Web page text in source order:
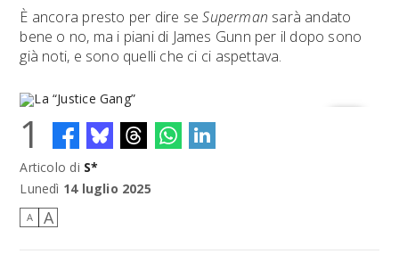
NETFLIX
È ancora presto per dire seSuperman sarà andato
bene o no, ma i piani di James Gunn per il dopo sono
già noti, e sono quelli che ci ci aspettava.
La “Justice Gang”
1
Articolo di S*
Lunedì 14 luglio 2025
A A